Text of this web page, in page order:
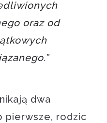
oraz od
dwa
pierwsze, rodzic